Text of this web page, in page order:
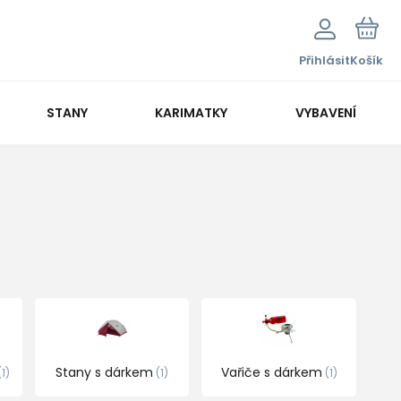
PřihlásitKošík
STANY KARIMATKY VYBAVENÍ
1 Stany s dárkem 1 Vařiče s dárkem 1